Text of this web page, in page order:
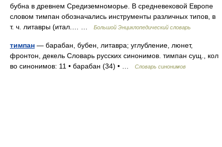
бубна в древнем Средиземноморье. В средневековой Европе
словом тимпан обозначались инструменты различных типов, в
т. ч. литавры (итал.… …
Большой Энциклопедический словарь
тимпан — барабан, бубен, литавра; углубление, люнет,
фронтон, декель Словарь русских синонимов. тимпан сущ., кол
во синонимов: 11 • барабан (34) • …
Словарь синонимов